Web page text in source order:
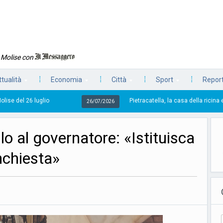
con
Economia Città Sport
26/07/2026 Pietracatella, la casa della ricina e quella culla
al governatore: «Istituisca